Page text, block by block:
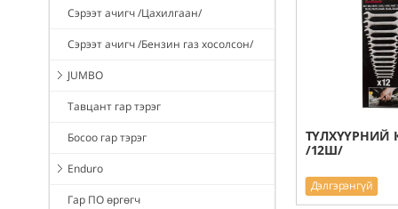
Сэрээт ачигч /Цахилгаан/
Сэрээт ачигч /Бензин газ хосолсон/
JUMBO
Тавцант гар тэрэг
Босоо гар тэрэг
Enduro
Гар ПО өргөгч
ТҮЛХҮҮРНИЙ
/12Ш/
Дэлгэрэнгүй